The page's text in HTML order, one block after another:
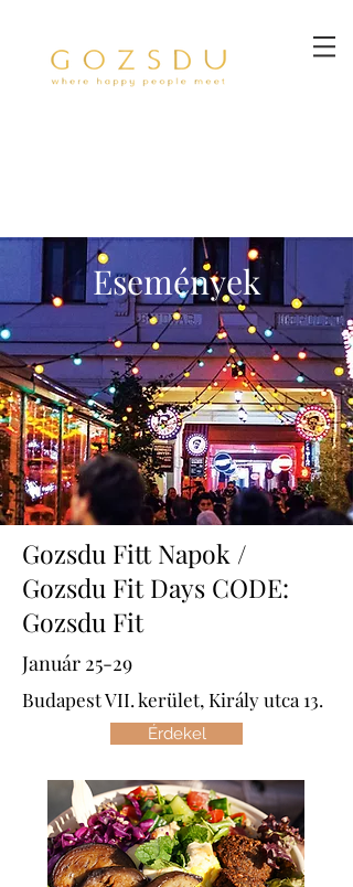
Események
Gozsdu Fitt Napok /
Gozsdu Fit Days CODE:
Gozsdu Fit
Január 25-29
Budapest VII. kerület, Király utca 13.
Érdekel